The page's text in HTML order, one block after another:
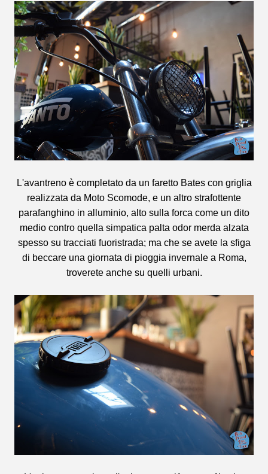
L'avantreno è completato da un faretto Bates con griglia
realizzata da Moto Scomode, e un altro strafottente
parafanghino in alluminio, alto sulla forca come un dito
medio contro quella simpatica palta odor merda alzata
spesso su tracciati fuoristrada; ma che se avete la sfiga
di beccare una giornata di pioggia invernale a Roma,
troverete anche su quelli urbani.